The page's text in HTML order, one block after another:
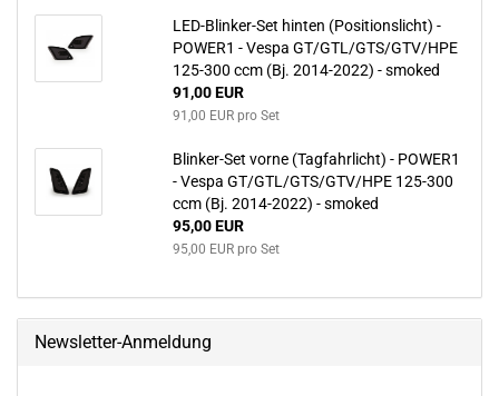
LED-Blinker-Set hinten (Positionslicht) -
POWER1 - Vespa GT/GTL/GTS/GTV/HPE
125-300 ccm (Bj. 2014-2022) - smoked
91,00 EUR
91,00 EUR pro Set
Blinker-Set vorne (Tagfahrlicht) - POWER1
- Vespa GT/GTL/GTS/GTV/HPE 125-300
ccm (Bj. 2014-2022) - smoked
95,00 EUR
95,00 EUR pro Set
Newsletter-Anmeldung